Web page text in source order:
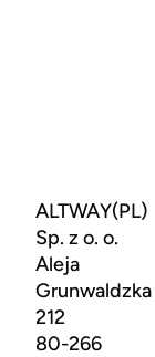
ALTWAY(PL)
Sp. z o. o.
Aleja
Grunwaldzka
212
80-266